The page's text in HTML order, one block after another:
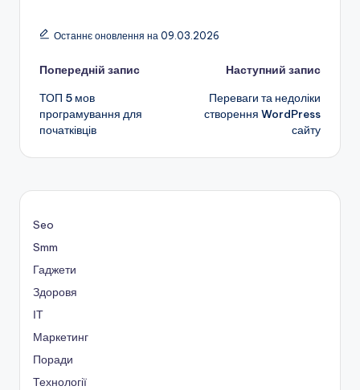
Останнє оновлення на 09.03.2026
Навігація
по
запису
Попередній запис
ТОП 5 мов
програмування для
початківців
Наступний запис
Переваги та недоліки
створення WordPress
сайту
Seo
Smm
Гаджети
Здоровя
ІТ
Маркетинг
Поради
Технології